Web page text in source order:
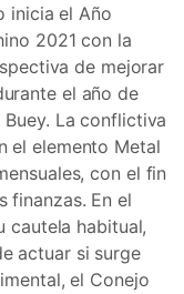
inicia el Año
2021 con la
de mejorar
el año de
La conflictiva
el elemento Metal
con el fin
finanzas. En el
cautela habitual,
actuar si surge
el Conejo